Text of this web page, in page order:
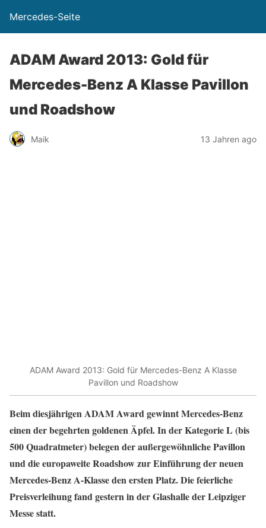
Mercedes-Seite
ADAM Award 2013: Gold für
Mercedes-Benz A Klasse Pavillon
und Roadshow
Maik 13 Jahren ago
ADAM Award 2013: Gold für Mercedes-Benz A Klasse
Pavillon und Roadshow
Beim diesjährigen ADAM Award gewinnt Mercedes-Benz
einen der begehrten goldenen Äpfel. In der Kategorie L (bis
500 Quadratmeter) belegen der außergewöhnliche Pavillon
und die europaweite Roadshow zur Einführung der neuen
Mercedes-Benz A-Klasse den ersten Platz. Die feierliche
Preisverleihung fand gestern in der Glashalle der Leipziger
Messe statt.